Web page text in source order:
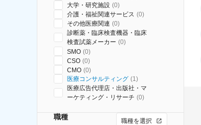
大学・研究施設 (0)
介護・福祉関連サービス (0)
その他医療関連 (0)
診断薬・臨床検査機器・臨床
検査試薬メーカー (0)
SMO (0)
CSO (0)
CMO (0)
医療コンサルティング (1)
医療広告代理店・出版社・マ
ーケティング・リサーチ (0)
職種 職種を選択